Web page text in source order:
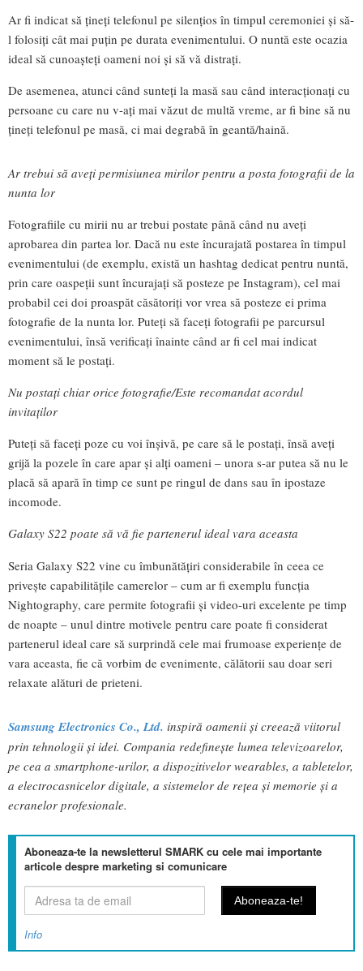
Ar fi indicat să țineți telefonul pe silențios în timpul ceremoniei și să-
l folosiți cât mai puțin pe durata evenimentului. O nuntă este ocazia
ideal să cunoașteți oameni noi și să vă distrați.
De asemenea, atunci când sunteți la masă sau când interacționați cu
persoane cu care nu v-ați mai văzut de multă vreme, ar fi bine să nu
țineți telefonul pe masă, ci mai degrabă în geantă/haină.
Ar trebui să aveți permisiunea mirilor pentru a posta fotografii de la
nunta lor
Fotografiile cu mirii nu ar trebui postate până când nu aveți
aprobarea din partea lor. Dacă nu este încurajată postarea în timpul
evenimentului (de exemplu, există un hashtag dedicat pentru nuntă,
prin care oaspeții sunt încurajați să posteze pe Instagram), cel mai
probabil cei doi proaspăt căsătoriți vor vrea să posteze ei prima
fotografie de la nunta lor. Puteți să faceți fotografii pe parcursul
evenimentului, însă verificați înainte când ar fi cel mai indicat
moment să le postați.
Nu postați chiar orice fotografie/Este recomandat acordul
invitaților
Puteți să faceți poze cu voi înșivă, pe care să le postați, însă aveți
grijă la pozele în care apar și alți oameni – unora s-ar putea să nu le
placă să apară în timp ce sunt pe ringul de dans sau în ipostaze
incomode.
Galaxy S22 poate să vă fie partenerul ideal vara aceasta
Seria Galaxy S22 vine cu îmbunătățiri considerabile în ceea ce
privește capabilitățile camerelor – cum ar fi exemplu funcția
Nightography, care permite fotografii și video-uri excelente pe timp
de noapte – unul dintre motivele pentru care poate fi considerat
partenerul ideal care să surprindă cele mai frumoase experiențe de
vara aceasta, fie că vorbim de evenimente, călătorii sau doar seri
relaxate alături de prieteni.
Samsung Electronics Co., Ltd. inspiră oamenii și creează viitorul
prin tehnologii și idei. Compania redefinește lumea televizoarelor,
pe cea a smartphone-urilor, a dispozitivelor wearables, a tabletelor,
a electrocasnicelor digitale, a sistemelor de rețea și memorie și a
ecranelor profesionale.
Aboneaza-te la newsletterul SMARK cu cele mai importante
articole despre marketing si comunicare
Info